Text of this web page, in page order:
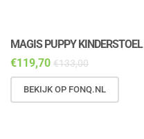
MAGIS PUPPY
€119,70 €133,00
BEKIJK OP FONQ.NL